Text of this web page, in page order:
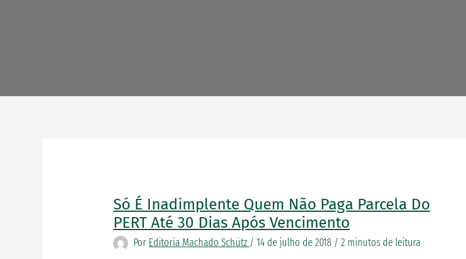
Só É Inadimplente Quem Não Paga Parcela Do
PERT Até 30 Dias Após Vencimento
Por Editoria Machado Schütz /14 de julho de 2018 /2 minutos de leitura
Só
é
inadimplente
quem